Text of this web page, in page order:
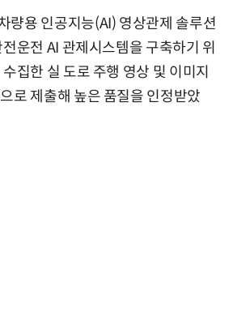
량용 인공지능(AI) 영상관제 솔루션
운전 AI 관제시스템을 구축하기 위
집한 실 도로 주행 영상 및 이미지
로 제출해 높은 품질을 인정받았